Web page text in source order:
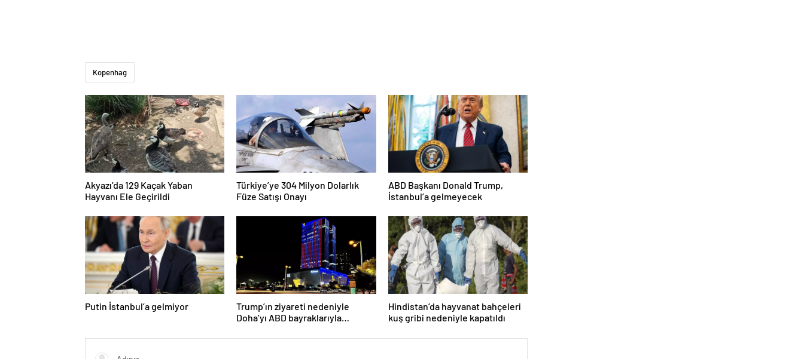
Kopenhag
Akyazı’da 129 Kaçak Yaban
Hayvanı Ele Geçirildi
Türkiye’ye 304 Milyon Dolarlık
Füze Satışı Onayı
ABD Başkanı Donald Trump,
İstanbul’a gelmeyecek
Putin İstanbul’a gelmiyor
Trump’ın ziyareti nedeniyle
Doha’yı ABD bayraklarıyla
Hindistan’da hayvanat bahçeleri
kuş gribi nedeniyle kapatıldı